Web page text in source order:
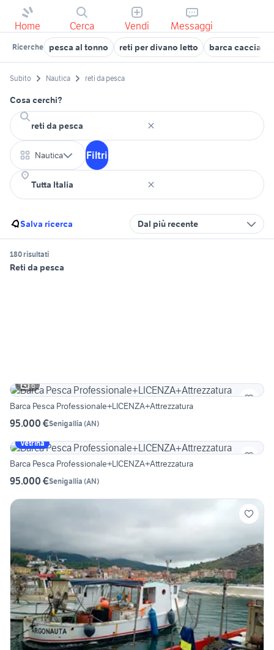
Home Cerca Vendi Messaggi
Ricerche pesca al tonno reti per divano letto barca caccia e
Subito Nautica reti da pesca
Cosa cerchi?
Nautica Filtri
Salva ricerca Dal più recente
180 risultati
Reti da pesca
6
Barca Pesca Professionale+LICENZA+Attrezzatura
95.000 €Senigallia (AN)
Vetrina
Barca Pesca Professionale+LICENZA+Attrezzatura
95.000 €Senigallia (AN)